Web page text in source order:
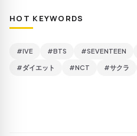
HOT KEYWORDS
#IVE #BTS #SEVENTEEN
#ダイエット #NCT #サクラ